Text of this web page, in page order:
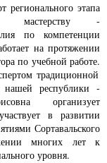
регионального этапа
мастерству -
по компетенции
на протяжении
по учебной работе.
традиционной
нашей республики -
организует
в развитии
Сортавальского
многих лет к
уровня.